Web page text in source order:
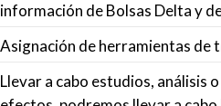
información de Bolsas Delta y
Asignación de herramientas de
Llevar a cabo estudios, análisis